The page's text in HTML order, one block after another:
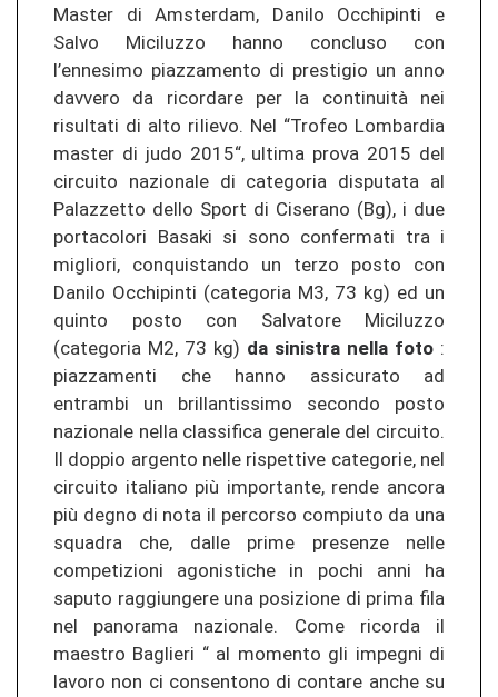
Master di Amsterdam, Danilo Occhipinti e
Salvo Miciluzzo hanno concluso con
l’ennesimo piazzamento di prestigio un anno
davvero da ricordare per la continuità nei
risultati di alto rilievo. Nel “Trofeo Lombardia
master di judo 2015“, ultima prova 2015 del
circuito nazionale di categoria disputata al
Palazzetto dello Sport di Ciserano (Bg), i due
portacolori Basaki si sono confermati tra i
migliori, conquistando un terzo posto con
Danilo Occhipinti (categoria M3, 73 kg) ed un
quinto posto con Salvatore Miciluzzo
(categoria M2, 73 kg) da sinistra nella foto :
piazzamenti che hanno assicurato ad
entrambi un brillantissimo secondo posto
nazionale nella classifica generale del circuito.
Il doppio argento nelle rispettive categorie, nel
circuito italiano più importante, rende ancora
più degno di nota il percorso compiuto da una
squadra che, dalle prime presenze nelle
competizioni agonistiche in pochi anni ha
saputo raggiungere una posizione di prima fila
nel panorama nazionale. Come ricorda il
maestro Baglieri “ al momento gli impegni di
lavoro non ci consentono di contare anche su